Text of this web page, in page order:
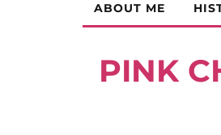
ABOUT ME
PINK